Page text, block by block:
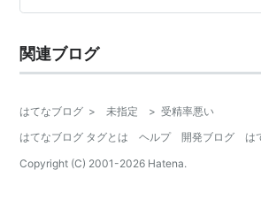
べて顕微授精法 ・タイムラプスインキ
関連ブログ
はてなブログ > 未指定 > 受精率悪い
はてなブログ タグとは
ヘルプ 開発ブログ
は
Copyright (C) 2001-2026 Hatena.